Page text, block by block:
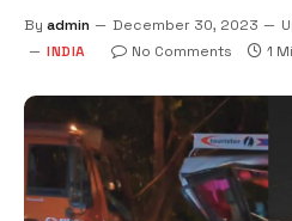
By admin December 30, 2023
INDIA
No Comments 1